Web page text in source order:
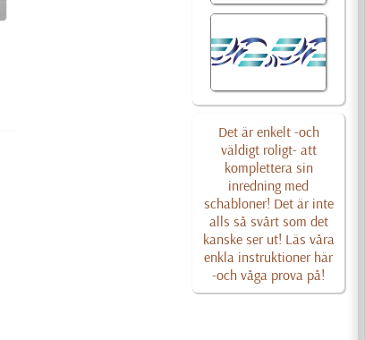
Det är enkelt -och
väldigt roligt- att
komplettera sin
inredning med
schabloner! Det är inte
alls så svårt som det
kanske ser ut! Läs våra
enkla instruktioner här
-och våga prova på!